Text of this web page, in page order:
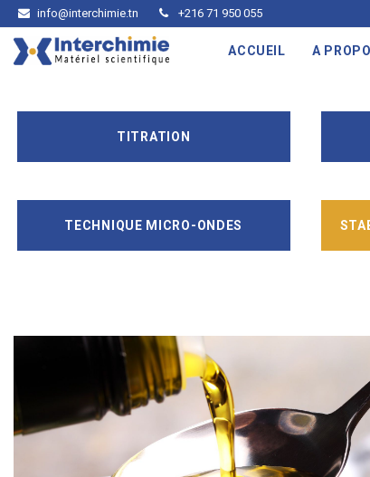
info@interchimie.tn +216 71 950 055
ACCUEIL A
TITRATION
TECHNIQUE MICRO-ONDES